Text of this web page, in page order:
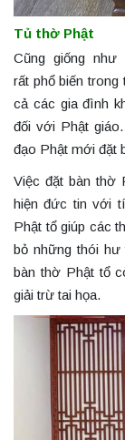
Tủ thờ Phật
Cũng giống
rất phổ biến
cả các gia đình
đối với Phật
đạo Phật mới đặt
Việc đặt bàn thờ
hiện đức tin với
Phật tổ giúp các
bỏ những thói hư
bàn thờ Phật tổ
giải trừ tai họa.